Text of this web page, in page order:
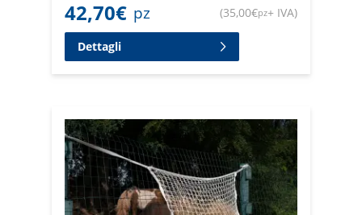
42,70€ pz (35,00€pz+ IVA)
Dettagli